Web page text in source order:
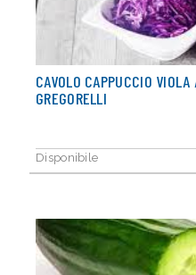
CAVOLO CAPPUCCIO
GREGORELLI
Disponibile